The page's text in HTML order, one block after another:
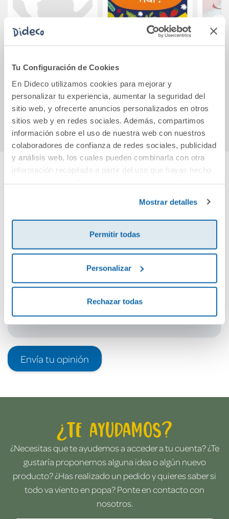
Tu Configuración de Cookies
En Dideco utilizamos cookies para mejorar y
personalizar tu experiencia, aumentar la seguridad del
sitio web, y ofrecerte anuncios personalizados en otros
sitios web y en redes sociales. Además, compartimos
información sobre el uso de nuestra web con nuestros
colaboradores de confianza de redes sociales, publicidad
y análisis web, los cuales pueden combinarla con otra
información recopilada a partir del uso que hayas hecho
Mostrar detalles
Permitir todas
Personalizar
Rechazar todas
RUBIO ( 3 years)
5,90€
Comprar
[majúscula]
30,00€
Comprar
Cuéntanos tu opinión
Debes iniciar sesión para poder valorarlo
Envía tu opinión
¿Te ayudamos?
¿Necesitas que te ayudemos a acceder a tu cuenta? ¿Te
gustaría proponernos alguna idea o algún nuevo
producto? ¿Has realizado un pedido y quieres saber si
todo va viento en popa? Ponte en contacto con
nosotros.